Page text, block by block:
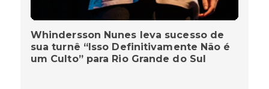
Whindersson Nunes leva sucesso de
sua turnê “Isso Definitivamente Não é
um Culto” para Rio Grande do Sul